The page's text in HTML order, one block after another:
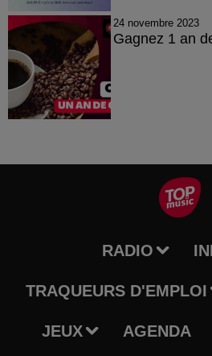
24 novembre 2023
Gagnez 1 an
RADIO
TRAQUEURS D'EMPLOI
JEUX AGENDA